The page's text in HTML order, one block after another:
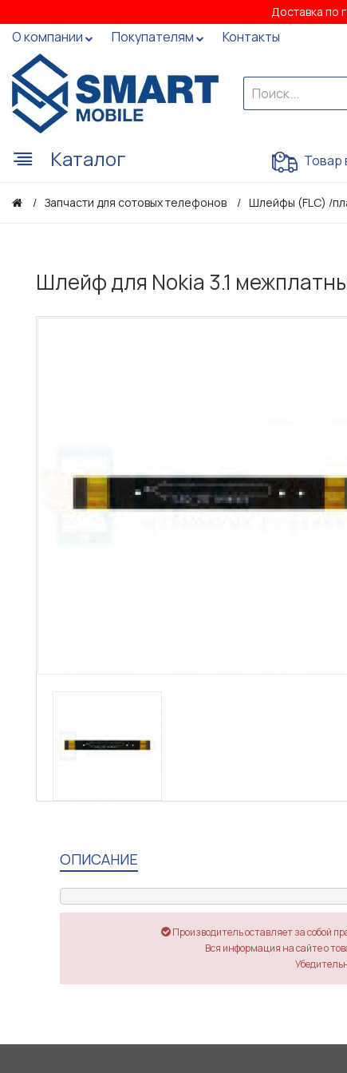
Доставка по
О компании Покупателям Контакты
Каталог Товар
Запчасти для сотовых телефонов Шлейфы (FLC) /
Шлейф для Nokia 3.1
ОПИСАНИЕ
Производитель оставляет за собой
Вся информация на сайте о